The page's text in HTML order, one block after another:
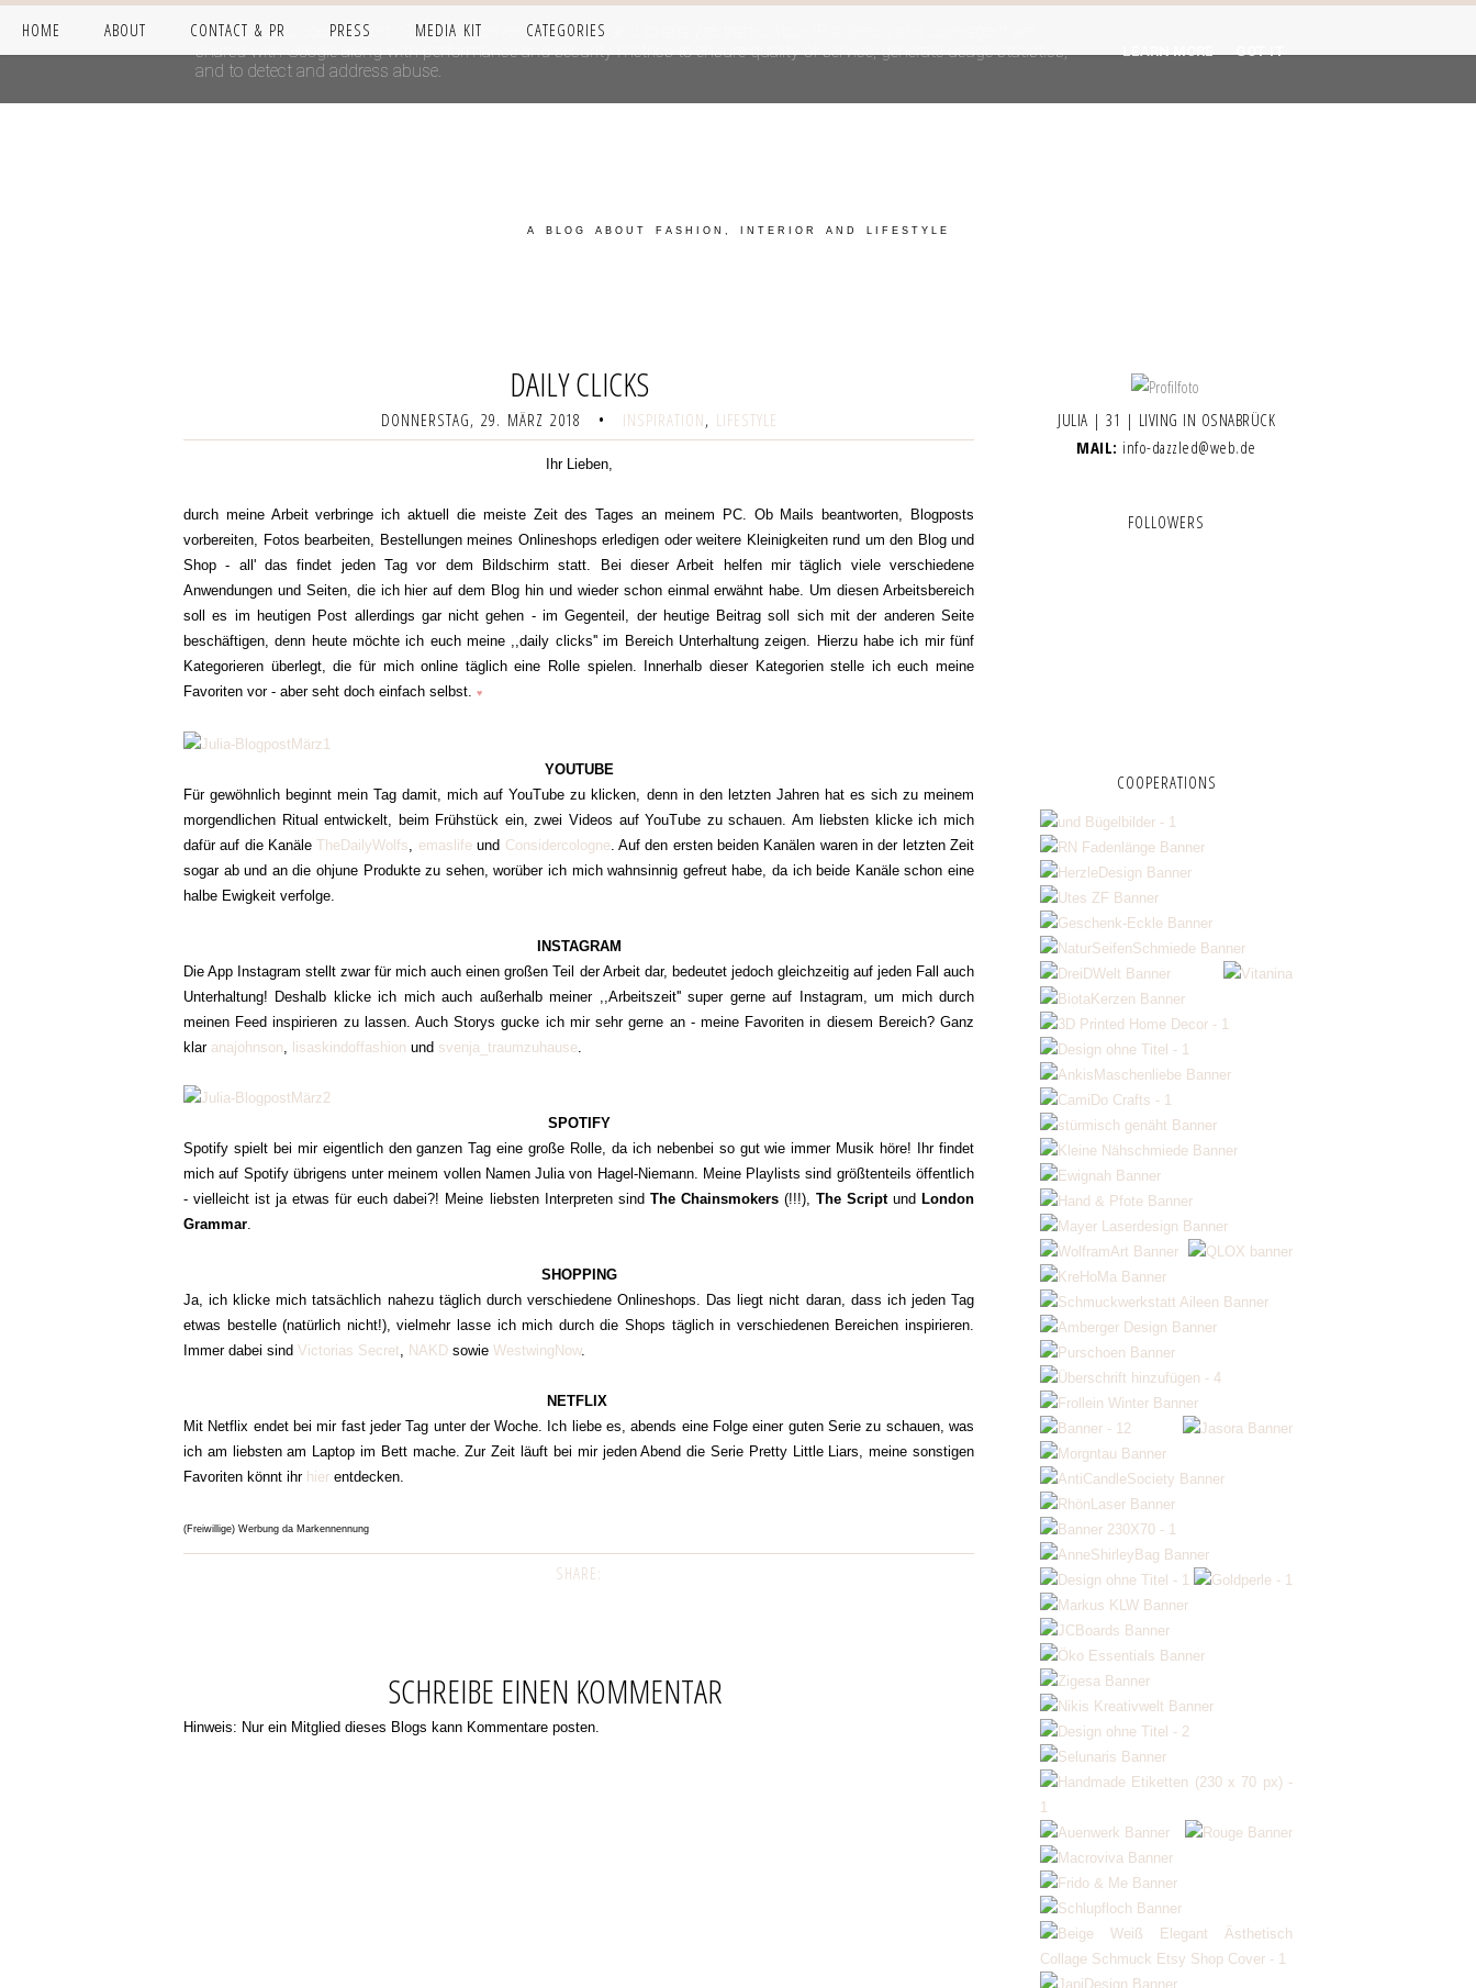
HOME ABOUT CONTACT & PR PRESS MEDIA KIT CATEGORIES
A BLOG ABOUT FASHION, INTERIOR AND LIFESTYLE
DAILY CLICKS
DONNERSTAG, 29. MÄRZ 2018 • INSPIRATION, LIFESTYLE
Ihr Lieben,
durch meine Arbeit verbringe ich aktuell die meiste Zeit des Tages an meinem PC. Ob Mails beantworten, Blogposts
vorbereiten, Fotos bearbeiten, Bestellungen meines Onlineshops erledigen oder weitere Kleinigkeiten rund um den Blog und
Shop - all' das findet jeden Tag vor dem Bildschirm statt. Bei dieser Arbeit helfen mir täglich viele verschiedene
Anwendungen und Seiten, die ich hier auf dem Blog hin und wieder schon einmal erwähnt habe. Um diesen Arbeitsbereich
soll es im heutigen Post allerdings gar nicht gehen - im Gegenteil, der heutige Beitrag soll sich mit der anderen Seite
beschäftigen, denn heute möchte ich euch meine ,,daily clicks'' im Bereich Unterhaltung zeigen. Hierzu habe ich mir fünf
Kategorieren überlegt, die für mich online täglich eine Rolle spielen. Innerhalb dieser Kategorien stelle ich euch meine
Favoriten vor - aber seht doch einfach selbst. ♥
YOUTUBE
Für gewöhnlich beginnt mein Tag damit, mich auf YouTube zu klicken, denn in den letzten Jahren hat es sich zu meinem
morgendlichen Ritual entwickelt, beim Frühstück ein, zwei Videos auf YouTube zu schauen. Am liebsten klicke ich mich
dafür auf die KanäleTheDailyWolfs, emaslifeund Considercologne. Auf den ersten beiden Kanälen waren in der letzten Zeit
sogar ab und an die ohjune Produkte zu sehen, worüber ich mich wahnsinnig gefreut habe, da ich beide Kanäle schon eine
halbe Ewigkeit verfolge.
INSTAGRAM
Die App Instagram stellt zwar für mich auch einen großen Teil der Arbeit dar, bedeutet jedoch gleichzeitig auf jeden Fall auch
Unterhaltung! Deshalb klicke ich mich auch außerhalb meiner ,,Arbeitszeit'' super gerne auf Instagram, um mich durch
meinen Feed inspirieren zu lassen. Auch Storys gucke ich mir sehr gerne an - meine Favoriten in diesem Bereich? Ganz
klar anajohnson, lisaskindoffashion und svenja_traumzuhause.
SPOTIFY
Spotify spielt bei mir eigentlich den ganzen Tag eine große Rolle, da ich nebenbei so gut wie immer Musik höre! Ihr findet
mich auf Spotify übrigens unter meinem vollen Namen Julia von Hagel-Niemann. Meine Playlists sind größtenteils öffentlich
- vielleicht ist ja etwas für euch dabei?! Meine liebsten Interpreten sind The Chainsmokers(!!!), The Scriptund London
Grammar.
SHOPPING
Ja, ich klicke mich tatsächlich nahezu täglich durch verschiedene Onlineshops. Das liegt nicht daran, dass ich jeden Tag
etwas bestelle (natürlich nicht!), vielmehr lasse ich mich durch die Shops täglich in verschiedenen Bereichen inspirieren.
Immer dabei sind Victorias Secret, NAKD sowie WestwingNow.
NETFLIX
Mit Netflix endet bei mir fast jeder Tag unter der Woche. Ich liebe es, abends eine Folge einer guten Serie zu schauen, was
ich am liebsten am Laptop im Bett mache. Zur Zeit läuft bei mir jeden Abend die Serie Pretty Little Liars, meine sonstigen
Favoriten könnt ihr hier entdecken.
(Freiwillige) Werbung da Markennennung
SHARE:
SCHREIBE EINEN KOMMENTAR
Hinweis: Nur ein Mitglied dieses Blogs kann Kommentare posten.
JULIA | 31 | LIVING IN OSNABRÜCK
MAIL: info-dazzled@web.de
FOLLOWERS
COOPERATIONS
This site uses cookies from Google to deliver its services and to analyze traffic. Your IP address and user-agent are
shared with Google along with performance and security metrics to ensure quality of service, generate usage statistics,
and to detect and address abuse.
LEARN MORE GOT IT